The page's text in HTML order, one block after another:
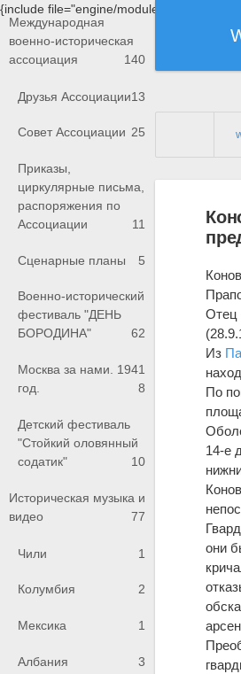
{include file="engine/modules/saperu/
Международная
военно-историческая
ассоциация
140
Друзья Ассоциации13
Совет Ассоциации 25
Приказы,
циркулярные письма,
распоряжения по
Ассоциации
11
Сценарные планы 5
Военно-исторический
фестиваль "ДЕНЬ
БОРОДИНА"
62
Москва за нами. 1941
год.
8
Детский фестиваль
"Стойкий оловянный
содатик"
10
Историческая музыка и
видео
77
Чили 1
Колумбия 2
Мексика 1
Албания 3
Отец
Из
По
14-е
они